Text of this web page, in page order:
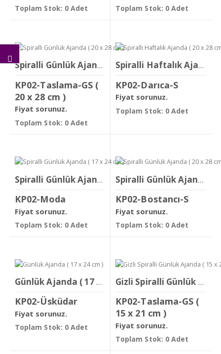
Toplam Stok: 0 Adet Toplam Stok: 0 Adet
Spiralli Günlük Ajanda ( 20 x 28 cm )
KP02-Taslama-GS (
20 x 28 cm )
Fiyat sorunuz.
Toplam Stok: 0 Adet
Spiralli Haftalık Ajanda ( 20 x 28 cm )
KP02-Darıca-S
Fiyat sorunuz.
Toplam Stok: 0 Adet
Spiralli Günlük Ajanda ( 17 x 24 cm )
KP02-Moda
Fiyat sorunuz.
Toplam Stok: 0 Adet
Spiralli Günlük Ajanda ( 20 x 28 cm )
KP02-Bostancı-S
Fiyat sorunuz.
Toplam Stok: 0 Adet
Günlük Ajanda ( 17 x 24 cm )
KP02-Üsküdar
Fiyat sorunuz.
Toplam Stok: 0 Adet
Gizli Spiralli Günlük Ajanda ( 15 x 21 cm )
KP02-Taslama-GS (
15 x 21 cm )
Fiyat sorunuz.
Toplam Stok: 0 Adet